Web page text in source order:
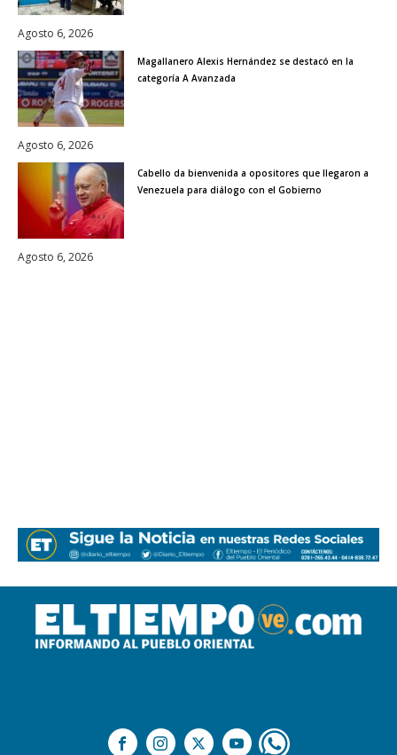
Agosto 6, 2026
Magallanero Alexis Hernández se destacó en la
categoría A Avanzada
Agosto 6, 2026
Cabello da bienvenida a opositores que llegaron a
Venezuela para diálogo con el Gobierno
Agosto 6, 2026